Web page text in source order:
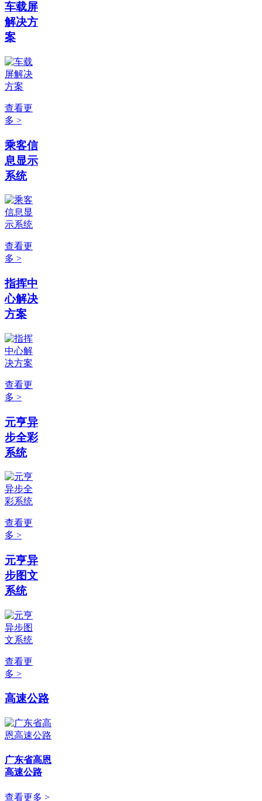
车载屏
解决方
案
查看更
多 >
乘客信
息显示
系统
查看更
多 >
指挥中
心解决
方案
查看更
多 >
元亨异
步全彩
系统
查看更
多 >
元亨异
步图文
系统
查看更
多 >
高速公路
广东省高恩
高速公路
查看更多 >